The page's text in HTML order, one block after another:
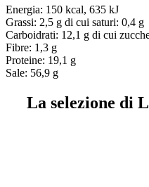
Energia: 150 kcal, 635 kJ
Grassi: 2,5 g di cui saturi: 0,4 g
Carboidrati: 12,1 g di cui
Fibre: 1,3 g
Proteine: 19,1 g
Sale: 56,9 g
La selezione di